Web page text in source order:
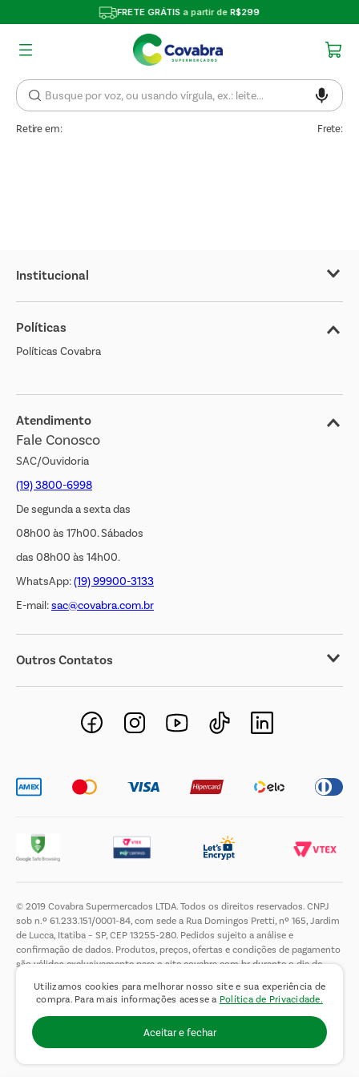
Utilizamos cookies para melhorar nosso site e sua experiência de
compra. Para mais informações acesse a Política de Privacidade.
Aceitar e fechar
FRETE GRÁTISa partir deR$299
Retire em: Frete:
Institucional
Sobre o Covabra
Nossas Lojas
Cliente Bem Estar
Jornal de Ofertas
Transparência Salarial
Políticas
Políticas Covabra
Atendimento
Fale Conosco
SAC/Ouvidoria
(19) 3800-6998
De segunda a sexta das
08h00 às 17h00. Sábados
das 08h00 às 14h00.
WhatsApp:(19) 99900-3133
E-mail:sac@covabra.com.br
Outros Contatos
Negócios Imobiliários
Novos Fornecedores
© 2019 Covabra Supermercados LTDA. Todos os direitos reservados. CNPJ
sob n.º 61.233.151/0001-84, com sede a Rua Domingos Pretti, nº 165, Jardim
de Lucca, Itatiba – SP, CEP 13255-280. Pedidos sujeito a análise e
confirmação de dados. Produtos, preços, ofertas e condições de pagamento
são válidos exclusivamente para o site covabra.com.br durante o dia de
de limitar a quantidade máxima de produtos por compra por cliente. Não
vendemos no atacado. Fotos meramente ilustrativas.É proibida a venda e a
entrega de bebidas alcoólicas a menores de 18 (dezoito) anos, conforme Lei
n.° 8069/90, art. 81, inciso II (Estatuto da Criança e do Adolescente).